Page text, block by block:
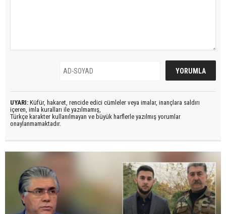
UYARI: Küfür, hakaret, rencide edici cümleler veya imalar, inançlara saldırı
içeren, imla kuralları ile yazılmamış,
Türkçe karakter kullanılmayan ve büyük harflerle yazılmış yorumlar
onaylanmamaktadır.